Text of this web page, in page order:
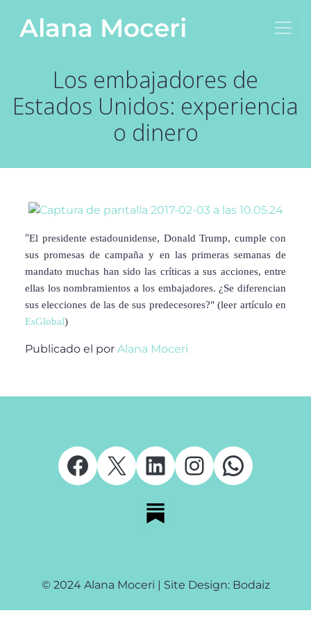
Navegación principal
Alana Moceri
Los embajadores de
Estados Unidos: experiencia
o dinero
"El presidente estadounidense, Donald Trump, cumple con
sus promesas de campaña y en las primeras semanas de
mandato muchas han sido las críticas a sus acciones, entre
ellas los nombramientos a los embajadores. ¿Se diferencian
sus elecciones de las de sus predecesores?" (leer artículo en
EsGlobal)
Publicado el por Alana Moceri
Facebook
X LinkedIn
Instagram
© 2024 Alana Moceri | Site Design: Bodaiz